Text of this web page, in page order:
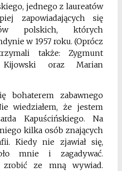
jednego z laureatów
zapowiadających się
polskich, których
w 1957 roku. (Oprócz
także: Zygmunt
oraz Marian
bohaterem zabawnego
wiedziałem, że jestem
Kapuścińskiego. Na
kilka osób znających
Kiedy nie zjawiał się,
mnie i zagadywać.
zrobić ze mną wywiad.